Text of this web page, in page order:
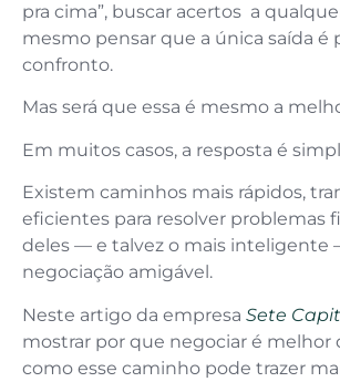
pra cima”, buscar acertos a
mesmo pensar que a única saída é
confronto.
Mas será que essa é mesmo a
Em muitos casos, a resposta é
Existem caminhos mais rápidos,
eficientes para resolver problemas
deles — e talvez o mais inteligente
negociação amigável.
Neste artigo da empresa Sete
mostrar por que negociar é melhor
como esse caminho pode trazer